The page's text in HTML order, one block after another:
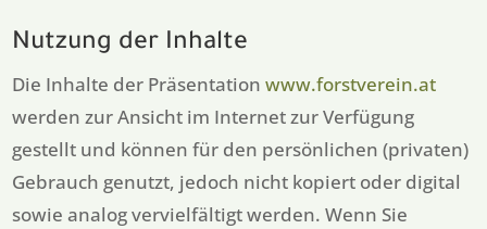
Nutzung der Inhalte
Die Inhalte der Präsentationwww.forstverein.at
werden zur Ansicht im Internet zur Verfügung
gestellt und können für den persönlichen (privaten)
Gebrauch genutzt, jedoch nicht kopiert oder digital
sowie analog vervielfältigt werden. Wenn Sie